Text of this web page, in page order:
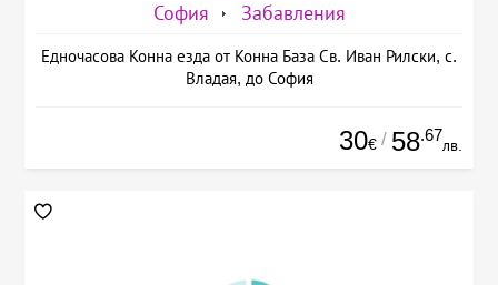
София Забавления
Едночасова Конна езда от Конна База Св. Иван Рилски, с.
Владая, до София
30€ / 58.67
лв.